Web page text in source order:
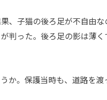
、子猫の後ろ足が不自由
判った。後ろ足の影は薄
か。保護当時も、道路を